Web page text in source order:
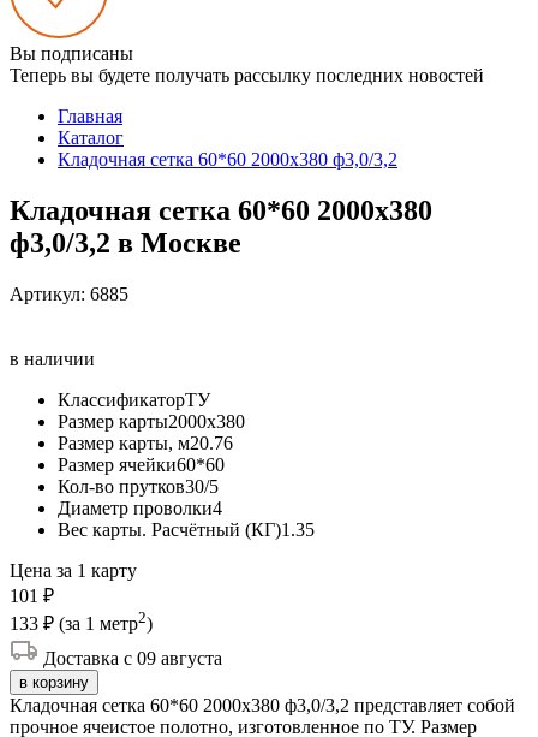
Вы подписаны
Теперь вы будете получать рассылку последних новостей
Главная
Каталог
Кладочная сетка 60*60 2000х380 ф3,0/3,2
Кладочная сетка 60*60 2000х380
ф3,0/3,2 в Москве
Артикул: 6885
в наличии
КлассификаторТУ
Размер карты2000х380
Размер карты, м20.76
Размер ячейки60*60
Кол-во прутков30/5
Диаметр проволки4
Вес карты. Расчётный (КГ)1.35
Цена за 1 карту
101 ₽
133 ₽ (за 1 метр2)
Доставка с 09 августа
в корзину
Кладочная сетка 60*60 2000х380 ф3,0/3,2 представляет собой
прочное ячеистое полотно, изготовленное по ТУ. Размер